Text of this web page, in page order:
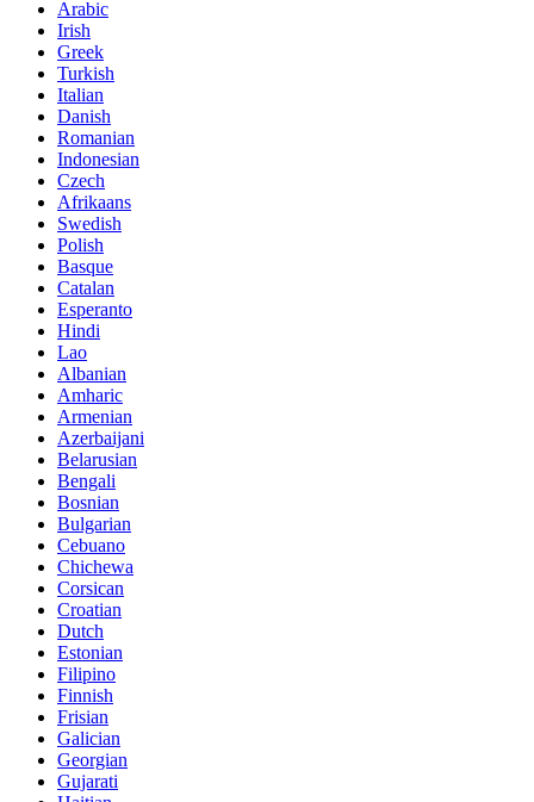
Arabic
Irish
Greek
Turkish
Italian
Danish
Romanian
Indonesian
Czech
Afrikaans
Swedish
Polish
Basque
Catalan
Esperanto
Hindi
Lao
Albanian
Amharic
Armenian
Azerbaijani
Belarusian
Bengali
Bosnian
Bulgarian
Cebuano
Chichewa
Corsican
Croatian
Dutch
Estonian
Filipino
Finnish
Frisian
Galician
Georgian
Gujarati